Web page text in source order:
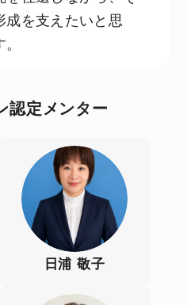
成を支えたいと思
認定メンター
日浦 敬子